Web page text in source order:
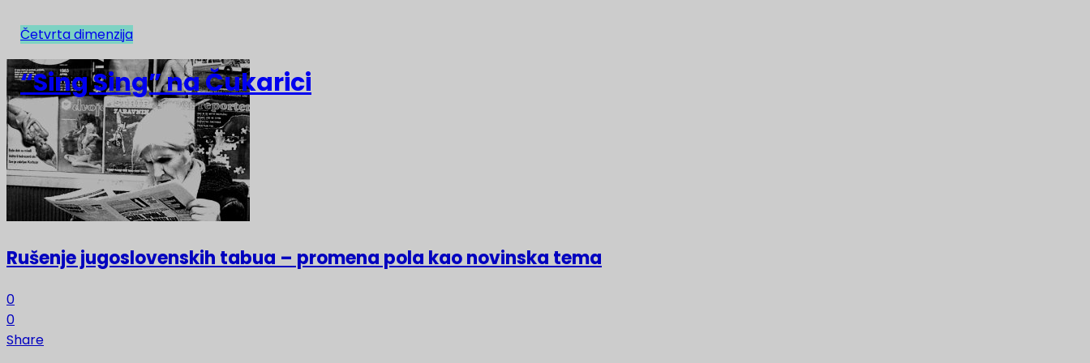
NAJNOVIJE
Rušenje jugoslovenskih tabua – promena pola kao novinska tema
0
0
Share
Četvrta dimenzija
“Sing Sing” na Čukarici